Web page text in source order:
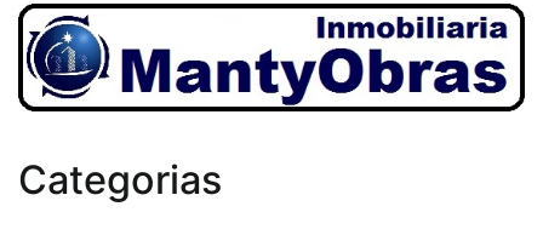
Categorias